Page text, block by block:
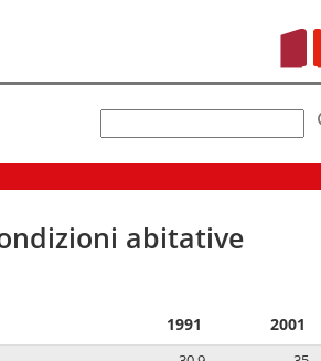
abitative
1991 2001